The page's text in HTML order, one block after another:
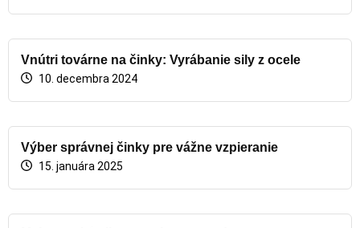
Vnútri továrne na činky: Vyrábanie sily z ocele
10. decembra 2024
Výber správnej činky pre vážne vzpieranie
15. januára 2025